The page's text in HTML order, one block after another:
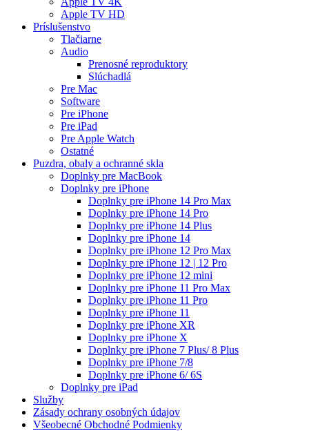
Apple TV HD
Príslušenstvo
Tlačiarne
Audio
Prenosné reproduktory
Slúchadlá
Pre Mac
Software
Pre iPhone
Pre iPad
Pre Apple Watch
Ostatné
Puzdra, obaly a ochranné skla
Doplnky pre MacBook
Doplnky pre iPhone
Doplnky pre iPhone 14 Pro Max
Doplnky pre iPhone 14 Pro
Doplnky pre iPhone 14 Plus
Doplnky pre iPhone 14
Doplnky pre iPhone 12 Pro Max
Doplnky pre iPhone 12 | 12 Pro
Doplnky pre iPhone 12 mini
Doplnky pre iPhone 11 Pro Max
Doplnky pre iPhone 11 Pro
Doplnky pre iPhone 11
Doplnky pre iPhone XR
Doplnky pre iPhone X
Doplnky pre iPhone 7 Plus/ 8 Plus
Doplnky pre iPhone 7/8
Doplnky pre iPhone 6/ 6S
Doplnky pre iPad
Služby
Zásady ochrany osobných údajov
Všeobecné Obchodné Podmienky